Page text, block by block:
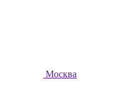
Москва